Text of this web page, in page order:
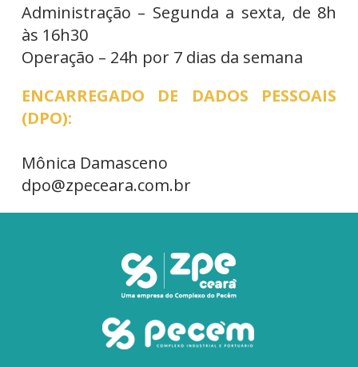
Administração – Segunda a sexta, de 8h
às 16h30
Operação – 24h por 7 dias da semana
ENCARREGADO DE DADOS PESSOAIS
(DPO):
Mônica Damasceno
dpo@zpeceara.com.br